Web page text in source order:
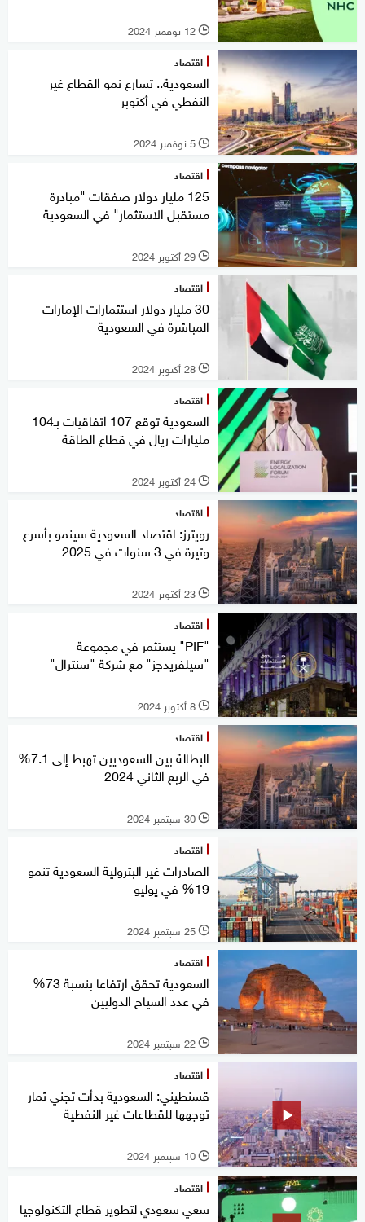
l 12 نوفمبر 2024
اقتصاد
السعودية.. تسارع نمو القطاع غير
النفطي في أكتوبر
l 5 نوفمبر 2024
اقتصاد
125 مليار دولار صفقات "مبادرة
مستقبل الاستثمار" في السعودية
l 29 أكتوبر 2024
اقتصاد
30 مليار دولار استثمارات الإمارات
المباشرة في السعودية
l 28 أكتوبر 2024
اقتصاد
السعودية توقع 107 اتفاقيات بـ104
مليارات ريال في قطاع الطاقة
l 24 أكتوبر 2024
اقتصاد
رويترز: اقتصاد السعودية سينمو بأسرع
وتيرة في 3 سنوات في 2025
l 23 أكتوبر 2024
اقتصاد
"PIF" يستثمر في مجموعة
"سيلفريدجز" مع شركة "سنترال"
l 8 أكتوبر 2024
اقتصاد
البطالة بين السعوديين تهبط إلى 7.1%
في الربع الثاني 2024
l 30 سبتمبر 2024
اقتصاد
الصادرات غير البترولية السعودية تنمو
19% في يوليو
l 25 سبتمبر 2024
اقتصاد
السعودية تحقق ارتفاعا بنسبة 73%
في عدد السياح الدوليين
l 22 سبتمبر 2024
اقتصاد
قسنطيني: السعودية بدأت تجني ثمار
توجهها للقطاعات غير النفطية
l 10 سبتمبر 2024
اقتصاد
سعي سعودي لتطوير قطاع التكنولوجيا